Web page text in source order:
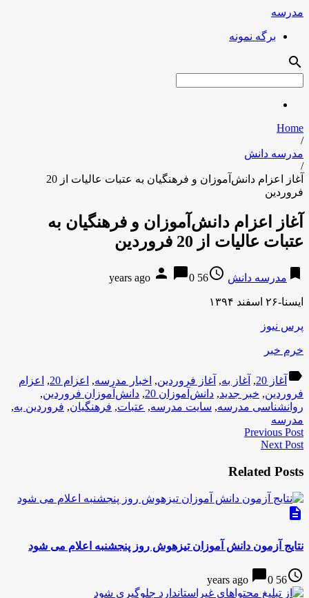
مدرسه
برگه نمونه
search
Home
/
مدرسه دانش
/
آغاز اعزام دانش‌آموزان و فرهنگیان به عتبات عالیات از 20
فروردین
آغاز اعزام دانش‌آموزان و فرهنگیان به
عتبات عالیات از 20 فروردین
bookmark مدرسه دانش access_time
56 years ago
person chat_bubble0
ایسنا-۲۶ اسفند ۱۳۹۴
پرس نیوز
خرم خبر
label آغاز 20 , آغاز به, آغاز فروردین, اخبار مدرسه, اعزام 20 ,
اعزام
فروردین, خبر جدید, دانش‌آموزان 20 , دانش‌آموزان فروردین,
روانشناسی مدرسه, سایت مدرسه, عتبات, فرهنگیان, فروردین به,
مدرسه
Previous Post
Next Post
Related Posts
description
نتایج آزمون دانش آموزان تیزهوش روز پنجشنبه اعلام می شود
access_time
56 years ago
chat_bubble0